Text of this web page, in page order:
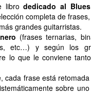
librodedicado al Blues
completa de
grandes guitarristas.
(frases ternarias,
etc…) y según los
lo que le conviene
cada frase está
sobre